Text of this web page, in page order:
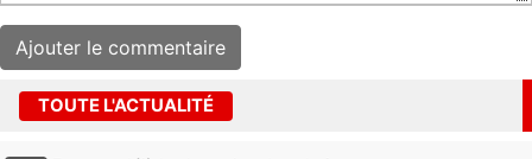
TOUTE L'ACTUALITÉ